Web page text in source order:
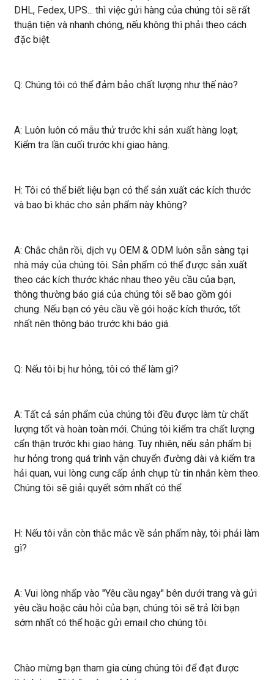
DHL, Fedex, UPS... thì việc gửi hàng của chúng tôi sẽ rất
thuận tiện và nhanh chóng, nếu không thì phải theo cách
đặc biệt.
Q: Chúng tôi có thể đảm bảo chất lượng như thế nào?
A: Luôn luôn có mẫu thử trước khi sản xuất hàng loạt;
Kiểm tra lần cuối trước khi giao hàng.
H: Tôi có thể biết liệu bạn có thể sản xuất các kích thước
và bao bì khác cho sản phẩm này không?
A: Chắc chắn rồi, dịch vụ OEM & ODM luôn sẵn sàng tại
nhà máy của chúng tôi. Sản phẩm có thể được sản xuất
theo các kích thước khác nhau theo yêu cầu của bạn,
thông thường báo giá của chúng tôi sẽ bao gồm gói
chung. Nếu bạn có yêu cầu về gói hoặc kích thước, tốt
nhất nên thông báo trước khi báo giá.
Q: Nếu tôi bị hư hỏng, tôi có thể làm gì?
A: Tất cả sản phẩm của chúng tôi đều được làm từ chất
lượng tốt và hoàn toàn mới. Chúng tôi kiểm tra chất lượng
cẩn thận trước khi giao hàng. Tuy nhiên, nếu sản phẩm bị
hư hỏng trong quá trình vận chuyển đường dài và kiểm tra
hải quan, vui lòng cung cấp ảnh chụp từ tin nhắn kèm theo.
Chúng tôi sẽ giải quyết sớm nhất có thể.
H: Nếu tôi vẫn còn thắc mắc về sản phẩm này, tôi phải làm
gì?
A: Vui lòng nhấp vào "Yêu cầu ngay" bên dưới trang và gửi
yêu cầu hoặc câu hỏi của bạn, chúng tôi sẽ trả lời bạn
sớm nhất có thể hoặc gửi email cho chúng tôi.
Chào mừng bạn tham gia cùng chúng tôi để đạt được